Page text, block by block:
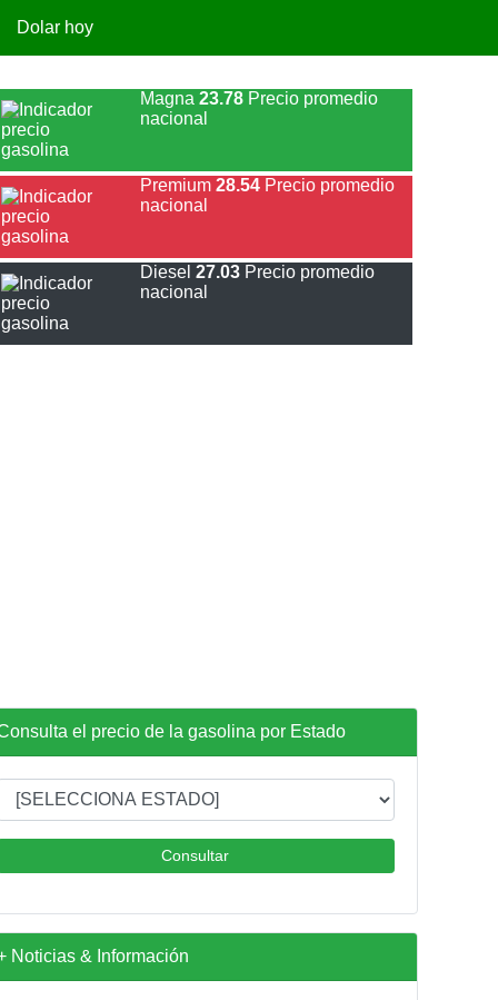
Dolar hoy
Magna 23.78 Precio promedio
nacional
Premium 28.54 Precio promedio
nacional
Diesel 27.03 Precio promedio
nacional
el precio de la gasolina por Estado
Consultar
Noticias & Información